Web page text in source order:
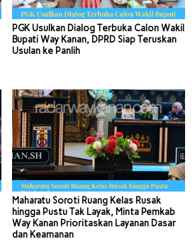
PGK Usulkan Dialog Terbuka Calon Wakil
Bupati Way Kanan, DPRD Siap Teruskan
Usulan ke Panlih
Maharatu Soroti Ruang Kelas Rusak
hingga Pustu Tak Layak, Minta Pemkab
Way Kanan Prioritaskan Layanan Dasar
dan Keamanan